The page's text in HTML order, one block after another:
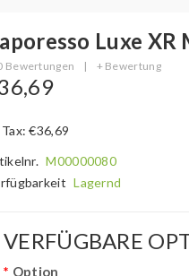
Luxe XR
Bewertungen | + Bewertung
Tax: €36,69
M00000080
Lagernd
VERFÜGBARE
Option